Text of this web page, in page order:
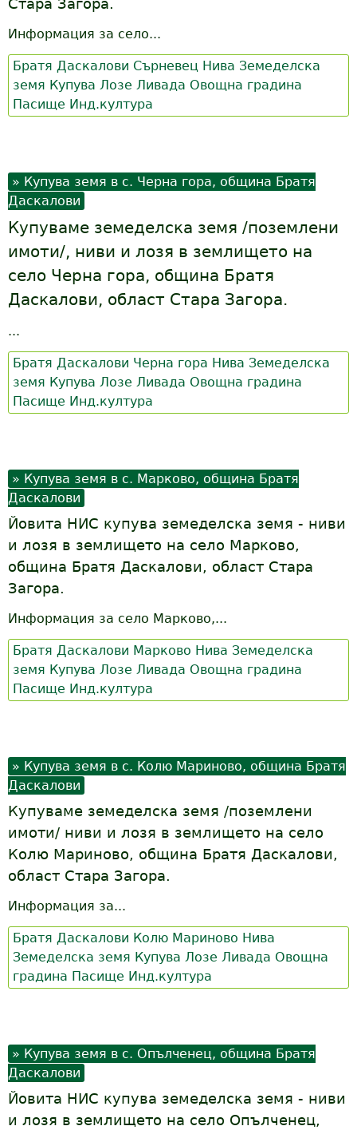
Стара Загора.
Информация за село...
Братя Даскалови Сърневец Нива Земеделска
земя Купува Лозе Ливада Овощна градина
Пасище Инд.култура
Купува земя в с. Черна гора, община Братя
Даскалови
Купуваме земеделска земя /поземлени
имоти/, ниви и лозя в землището на
село Черна гора, община Братя
Даскалови, област Стара Загора.
...
Братя Даскалови Черна гора Нива Земеделска
земя Купува Лозе Ливада Овощна градина
Пасище Инд.култура
Купува земя в с. Марково, община Братя
Даскалови
Йовита НИС купува земеделска земя - ниви
и лозя в землището на село Марково,
община Братя Даскалови, област Стара
Загора.
Информация за село Марково,...
Братя Даскалови Марково Нива Земеделска
земя Купува Лозе Ливада Овощна градина
Пасище Инд.култура
Купува земя в с. Колю Мариново, община Братя
Даскалови
Купуваме земеделска земя /поземлени
имоти/ ниви и лозя в землището на село
Колю Мариново, община Братя Даскалови,
област Стара Загора.
Информация за...
Братя Даскалови Колю Мариново Нива
Земеделска земя Купува Лозе Ливада Овощна
градина Пасище Инд.култура
Купува земя в с. Опълченец, община Братя
Даскалови
Йовита НИС купува земеделска земя - ниви
и лозя в землището на село Опълченец,